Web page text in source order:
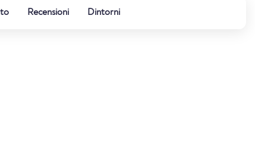
Recensioni Dintorni